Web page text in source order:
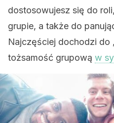
dostosowujesz się do
grupie, a także do
Najczęściej dochodzi do
tożsamość grupową w